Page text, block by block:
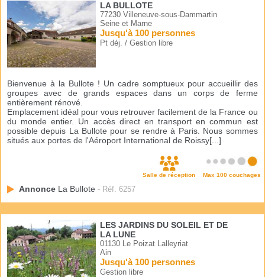
LA BULLOTE
77230 Villeneuve-sous-Dammartin
Seine et Marne
Jusqu'à 100 personnes
Pt déj. / Gestion libre
Bienvenue à la Bullote ! Un cadre somptueux pour accueillir des
groupes avec de grands espaces dans un corps de ferme
entièrement rénové.
Emplacement idéal pour vous retrouver facilement de la France ou
du monde entier. Un accès direct en transport en commun est
possible depuis La Bullote pour se rendre à Paris. Nous sommes
situés aux portes de l'Aéroport International de Roissy[...]
Salle de réception Max 100 couchages
Annonce La Bullote - Réf. 6257
LES JARDINS DU SOLEIL ET DE
LA LUNE
01130 Le Poizat Lalleyriat
Ain
Jusqu'à 100 personnes
Gestion libre